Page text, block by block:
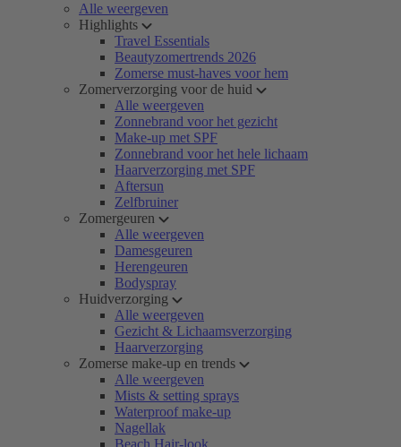
Alle weergeven
Highlights
Travel Essentials
Beautyzomertrends 2026
Zomerse must-haves voor hem
Zomerverzorging voor de huid
Alle weergeven
Zonnebrand voor het gezicht
Make-up met SPF
Zonnebrand voor het hele lichaam
Haarverzorging met SPF
Aftersun
Zelfbruiner
Zomergeuren
Alle weergeven
Damesgeuren
Herengeuren
Bodyspray
Huidverzorging
Alle weergeven
Gezicht & Lichaamsverzorging
Haarverzorging
Zomerse make-up en trends
Alle weergeven
Mists & setting sprays
Waterproof make-up
Nagellak
Beach Hair-look